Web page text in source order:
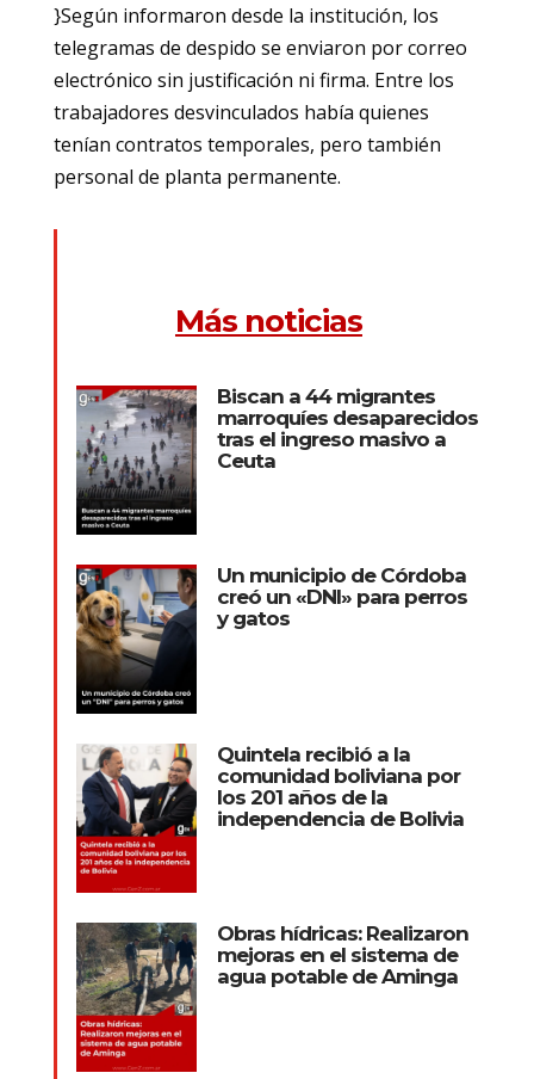
}Según informaron desde la institución, los
telegramas de despido se enviaron por correo
electrónico sin justificación ni firma. Entre los
trabajadores desvinculados había quienes
tenían contratos temporales, pero también
personal de planta permanente.
Más noticias
Biscan a 44 migrantes
marroquíes desaparecidos
tras el ingreso masivo a
Ceuta
Un municipio de Córdoba
creó un «DNI» para perros
y gatos
Quintela recibió a la
comunidad boliviana por
los 201 años de la
independencia de Bolivia
Obras hídricas: Realizaron
mejoras en el sistema de
agua potable de Aminga